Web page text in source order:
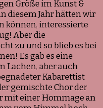
Größe im Kunst &
diesem Jahr hätten wir
können, interessierte
Aber die
zu und so blieb es bei
Es gab es eine
Lachen, aber auch
Kabarettist
gemischte Chor der
mit einer Hommage an